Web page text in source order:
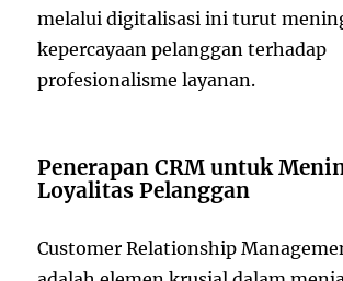
melalui digitalisasi ini turut
kepercayaan pelanggan terhadap
profesionalisme layanan.
Penerapan CRM untuk
Loyalitas Pelanggan
Customer Relationship